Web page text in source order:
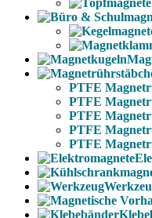
PTFE
PTFE
PTFE
PTFE
PTFE